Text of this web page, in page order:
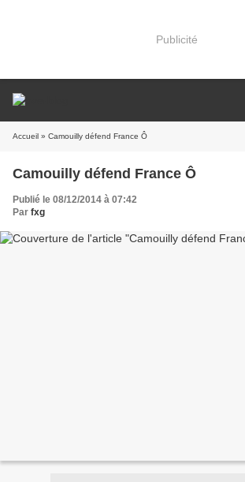
Publicité
Accueil » Camouilly défend France Ô
Camouilly défend France Ô
Publié le 08/12/2014 à 07:42
Par fxg